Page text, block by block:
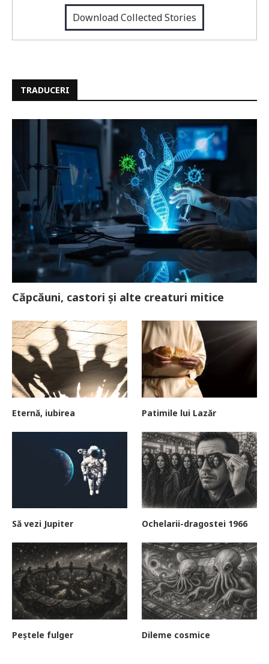
Download Collected Stories
TRADUCERI
Căpcăuni, castori și alte creaturi mitice
Eternă, iubirea Patimile lui Lazăr
Să vezi Jupiter Ochelarii-dragostei 1966
Peștele fulger Dileme cosmice